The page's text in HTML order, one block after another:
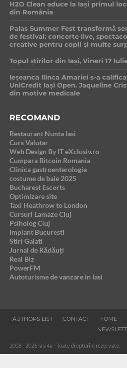
H2O Clean aduce la Iași primul
din România
Palas Summer Fest transformă
de festival: concerte live,
creative pentru copii și multe
Topul știrilor din Iași, Vineri 17
Ieșeanca Ilinca Amariei s-a
UniCredit Iași Open. Jaqueline
din motive medicale
RECOMAND
Restaurant Nunta Iasi
Curs Valutar
Web Design By IT eXclusiv.ro
Cumpara Bitcoin Romania
Clinica gastroenterologie
costume de baie 2025
Bucharest Escorts
Optimizare site
Taxi Heathrow to London
Cursuri Lamaze Cluj
Psiholog Cluj
Implant Bucuresti
Stiri Galati
Jurnal de Rădăuți
Real Biz
PowerFM
Autoturisme de vanzare in Iasi
AUTHORS LIST CONTACT HOME
2008 - 2026 Iasi4u - Toate drepturile rezervate.